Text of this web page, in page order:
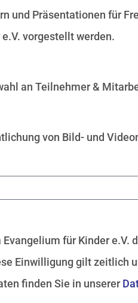
und Präsentationen für
vorgestellt werden.
an Teilnehmer &
von Bild- und
für Kinder e.V.
Einwilligung gilt zeitlich
finden Sie in unserer